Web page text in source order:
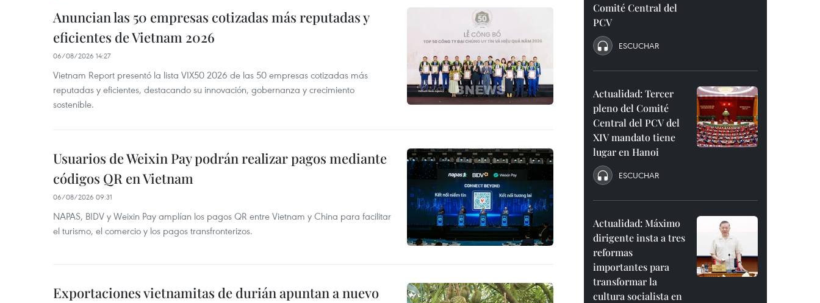
Anuncian las 50 empresas cotizadas más reputadas y
eficientes de Vietnam 2026
06/08/2026 14:27
Vietnam Report presentó la lista VIX50 2026 de las 50 empresas cotizadas más
reputadas y eficientes, destacando su innovación, gobernanza y crecimiento
sostenible.
Usuarios de Weixin Pay podrán realizar pagos mediante
códigos QR en Vietnam
06/08/2026 09:31
NAPAS, BIDV y Weixin Pay amplían los pagos QR entre Vietnam y China para facilitar
el turismo, el comercio y los pagos transfronterizos.
Exportaciones vietnamitas de durián apuntan a nuevo
Comité Central del
PCV
ESCUCHAR
Actualidad: Tercer
pleno del Comité
Central del PCV del
XIV mandato tiene
lugar en Hanoi
ESCUCHAR
Actualidad: Máximo
dirigente insta a tres
reformas
importantes para
transformar la
cultura socialista en